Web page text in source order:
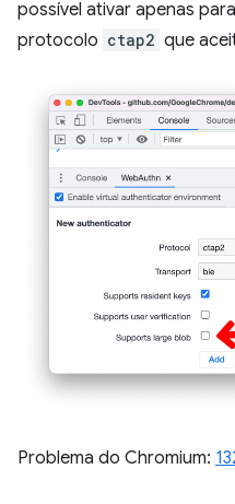
possível ativar apenas
protocolo ctap2 que
Problema do Chromium: